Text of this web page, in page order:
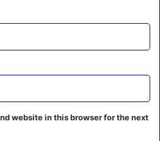
website in this browser for the next